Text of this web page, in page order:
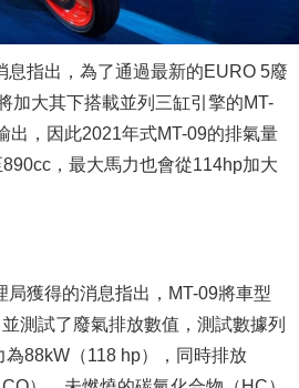
息指出，為了通過最新的EURO 5廢
加大其下搭載並列三缸引擎的MT-
出，因此2021年式MT-09的排氣量
，最大馬力也會從114hp加大
局獲得的消息指出，MT-09將車型
測試了廢氣排放數值，測試數據列
88kW（118 hp），同時排放